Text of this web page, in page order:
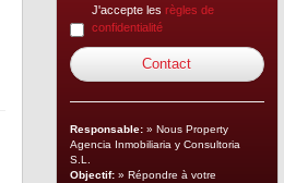
J'accepte les règles de
confidentialité
Responsable: » Nous Property
Agencia Inmobiliaria y Consultoria
S.L.
Objectif: » Répondre à votre